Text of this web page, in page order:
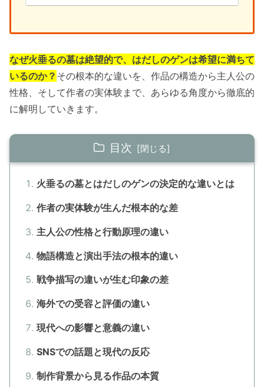
と、初心者が知るべき基本情報...
なぜ火垂るの墓は絶望的で、はだしのゲンは希望に満ちて
いるのか？ その根本的な違いを、作品の構造から主人公の
性格、そして作者の実体験まで、あらゆる角度から徹底的
に解明していきます。
目次
火垂るの墓とはだしのゲンの決定的な違いとは
作者の実体験が生んだ根本的な差
主人公の性格と行動原理の違い
物語構造と演出手法の根本的違い
戦争描写の違いが生む印象の差
海外での受容と評価の違い
現代への影響と意義の違い
SNSでの話題と現代の反応
制作背景から見る作品の本質